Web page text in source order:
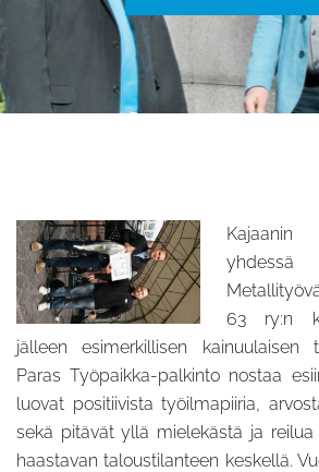
Kajaanin
63 ry:n
jälleen esimerkillisen kainuulaisen
Paras Työpaikka-palkinto nostaa
luovat positiivista työilmapiiria,
sekä pitävät yllä mielekästä ja reilua
haastavan taloustilanteen keskellä.